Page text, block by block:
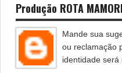
Produção ROTA
Mande sua
ou reclamação
identidade será